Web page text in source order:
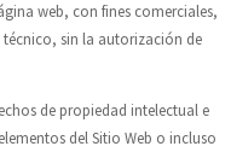
web, con fines comerciales,
sin la autorización de
de propiedad intelectual e
del Sitio Web o incluso